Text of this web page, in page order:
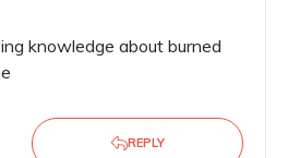
knowledge about burned
REPLY